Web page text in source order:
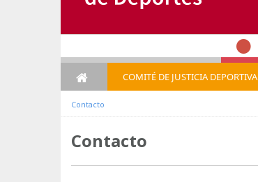
COMITÉ DE JUSTICIA DEPORTIVA
Contacto
Contacto